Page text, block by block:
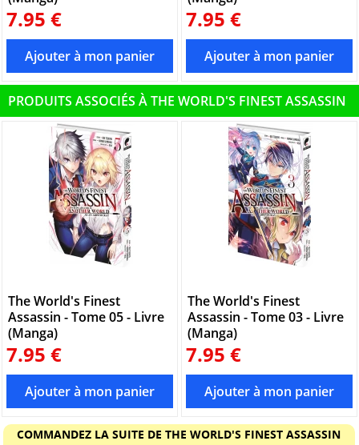
7.95 € 7.95 €
PRODUITS ASSOCIÉS À THE WORLD'S FINEST ASSASSIN
The World's Finest
Assassin - Tome 05 - Livre
(Manga)
7.95 €
The World's Finest
Assassin - Tome 03 - Livre
(Manga)
7.95 €
COMMANDEZ LA SUITE DE THE WORLD'S FINEST ASSASSIN